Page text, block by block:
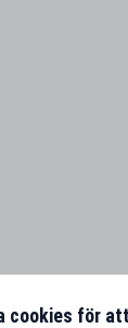
cookies för